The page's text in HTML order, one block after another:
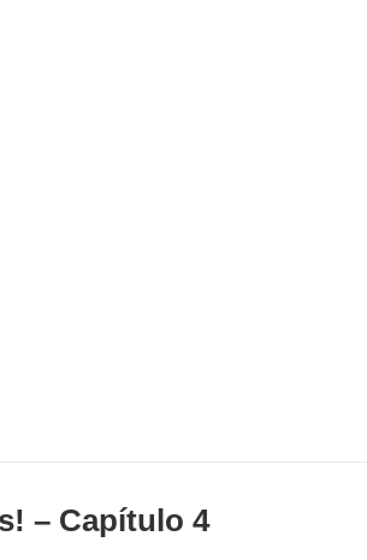
– Capítulo 4